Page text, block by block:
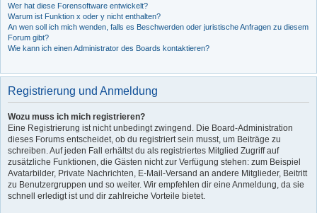
Wer hat diese Forensoftware entwickelt?
Warum ist Funktion x oder y nicht enthalten?
An wen soll ich mich wenden, falls es Beschwerden oder juristische Anfragen zu diesem
Forum gibt?
Wie kann ich einen Administrator des Boards kontaktieren?
Registrierung und Anmeldung
Wozu muss ich mich registrieren?
Eine Registrierung ist nicht unbedingt zwingend. Die Board-Administration
dieses Forums entscheidet, ob du registriert sein musst, um Beiträge zu
schreiben. Auf jeden Fall erhältst du als registriertes Mitglied Zugriff auf
zusätzliche Funktionen, die Gästen nicht zur Verfügung stehen: zum Beispiel
Avatarbilder, Private Nachrichten, E-Mail-Versand an andere Mitglieder, Beitritt
zu Benutzergruppen und so weiter. Wir empfehlen dir eine Anmeldung, da sie
schnell erledigt ist und dir zahlreiche Vorteile bietet.